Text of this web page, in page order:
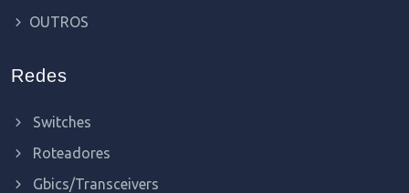
OUTROS
Redes
Switches
Roteadores
Gbics/Transceivers